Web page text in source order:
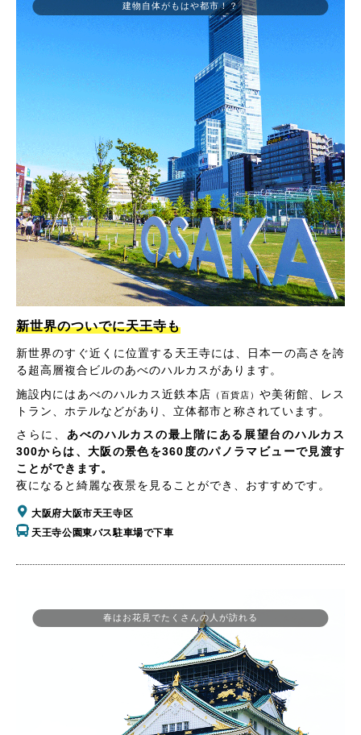
新世界のついでに天王寺も
新世界のすぐ近くに位置する天王寺には、日本一の高さを誇
る超高層複合ビルのあべのハルカスがあります。
施設内にはあべのハルカス近鉄本店 （百貨店）や美術館、レス
トラン、ホテルなどがあり、立体都市と称されています。
さらに、 あべのハルカスの最上階にある展望台のハルカス
300からは、大阪の景色を360度のパノラマビューで見渡す
ことができます。
夜になると綺麗な夜景を見ることができ、おすすめです。
大阪府大阪市天王寺区
天王寺公園東バス駐車場で下車
建物自体がもはや都市！？
春はお花見でたくさんの人が訪れる